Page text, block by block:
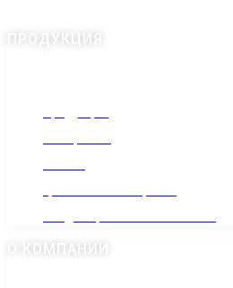
ПРОДУКЦИЯ
О КОМПАНИИ